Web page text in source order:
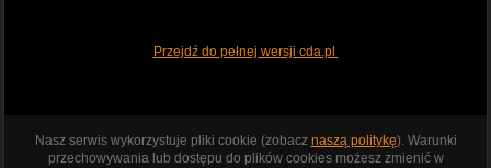
Przejdź do pełnej wersji cda.pl
Nasz serwis wykorzystuje pliki cookie (zobacz naszą politykę). Warunki
przechowywania lub dostępu do plików cookies możesz zmienić w